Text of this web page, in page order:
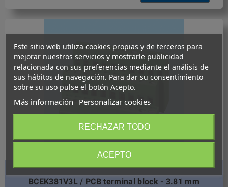
BCEK381V3L / PCB terminal block - 3.81 mm
Este sitio web utiliza cookies propias y de terceros para
mejorar nuestros servicios y mostrarle publicidad
relacionada con sus preferencias mediante el análisis de
sus hábitos de navegación. Para dar su consentimiento
sobre su uso pulse el botón Acepto.
Más información Personalizar cookies
RECHAZAR TODO
ACEPTO